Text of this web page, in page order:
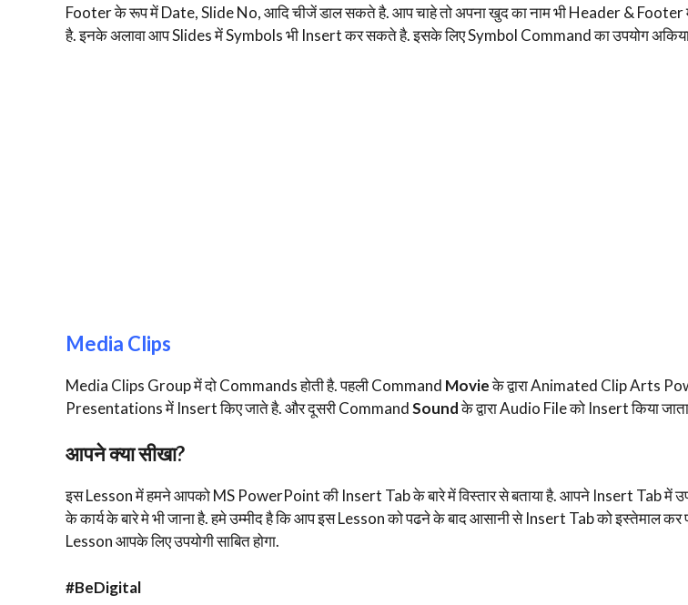
Footer के रूप में Date, Slide No, आदि चीजें डाल सकते है. आप चाहे तो अपना खुद का नाम भी Header &
है. इनके अलावा आप Slides में Symbols भी Insert कर सकते है. इसके लिए Symbol Command का उपयोग अकिया
Media Clips
Media Clips Group में दो Commands होती है. पहली Command Movieके द्वारा Animated Clip Arts
Presentations में Insert किए जाते है. और दूसरी CommandSoundके द्वारा Audio File को Insert किया
आपने क्या सीखा?
इस Lesson में हमने आपको MS PowerPoint की Insert Tab के बारे में विस्तार से बताया है. आपने Insert Tab में
के कार्य के बारे मे भी जाना है. हमे उम्मीद है कि आप इस Lesson को पढने के बाद आसानी से Insert Tab को इस्तेमाल कर
Lesson आपके लिए उपयोगी साबित होगा.
#BeDigital